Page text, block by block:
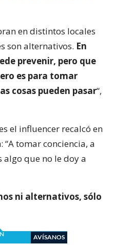
en distintos locales
son alternativos. En
prevenir, pero que
es para tomar
cosas pueden pasar“,
el influencer recalcó en
tomar conciencia, a
algo que no le doy a
ni alternativos, sólo
AVÍSANOS